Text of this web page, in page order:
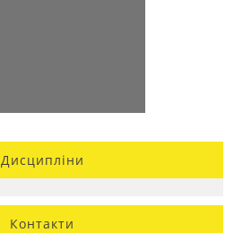
Дисципліни
Контакти